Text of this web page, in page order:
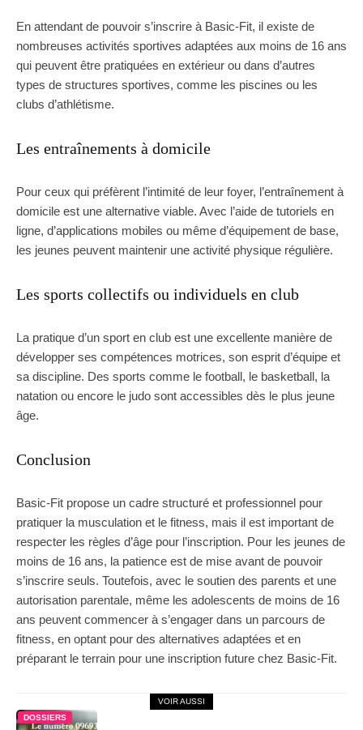
En attendant de pouvoir s’inscrire à Basic-Fit, il existe de
nombreuses activités sportives adaptées aux moins de 16 ans
qui peuvent être pratiquées en extérieur ou dans d’autres
types de structures sportives, comme les piscines ou les
clubs d’athlétisme.
Les entraînements à domicile
Pour ceux qui préfèrent l’intimité de leur foyer, l’entraînement à
domicile est une alternative viable. Avec l’aide de tutoriels en
ligne, d’applications mobiles ou même d’équipement de base,
les jeunes peuvent maintenir une activité physique régulière.
Les sports collectifs ou individuels en club
La pratique d’un sport en club est une excellente manière de
développer ses compétences motrices, son esprit d’équipe et
sa discipline. Des sports comme le football, le basketball, la
natation ou encore le judo sont accessibles dès le plus jeune
âge.
Conclusion
Basic-Fit propose un cadre structuré et professionnel pour
pratiquer la musculation et le fitness, mais il est important de
respecter les règles d’âge pour l’inscription. Pour les jeunes de
moins de 16 ans, la patience est de mise avant de pouvoir
s’inscrire seuls. Toutefois, avec le soutien des parents et une
autorisation parentale, même les adolescents de moins de 16
ans peuvent commencer à s’engager dans un parcours de
fitness, en optant pour des alternatives adaptées et en
préparant le terrain pour une inscription future chez Basic-Fit.
VOIR AUSSI
DOSSIERS